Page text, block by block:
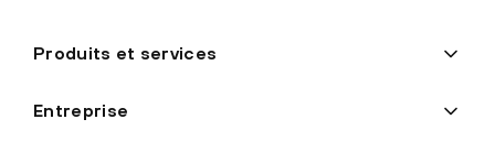
Produits et services
Entreprise